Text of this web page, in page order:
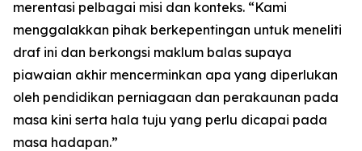
merentasi pelbagai misi dan konteks. “Kami
menggalakkan pihak berkepentingan untuk meneliti
draf ini dan berkongsi maklum balas supaya
piawaian akhir mencerminkan apa yang diperlukan
oleh pendidikan perniagaan dan perakaunan pada
masa kini serta hala tuju yang perlu dicapai pada
masa hadapan.”